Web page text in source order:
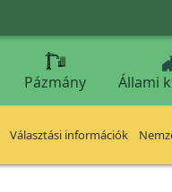
Pázmány Állami
Választási információk